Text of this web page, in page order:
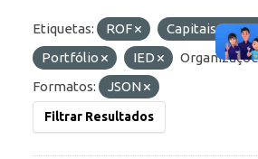
Etiquetas: ROF
Capitais
Portfólio
IED
Formatos:
JSON
Filtrar Resultados